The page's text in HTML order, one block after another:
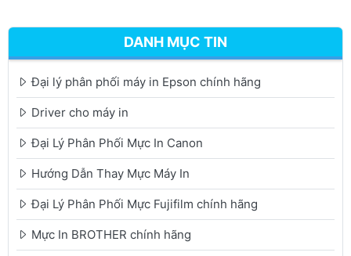
DANH MỤC TIN
Đại lý phân phối máy in Epson chính hãng
Driver cho máy in
Đại Lý Phân Phối Mực In Canon
Hướng Dẫn Thay Mực Máy In
Đại Lý Phân Phối Mực Fujifilm chính hãng
Mực In BROTHER chính hãng